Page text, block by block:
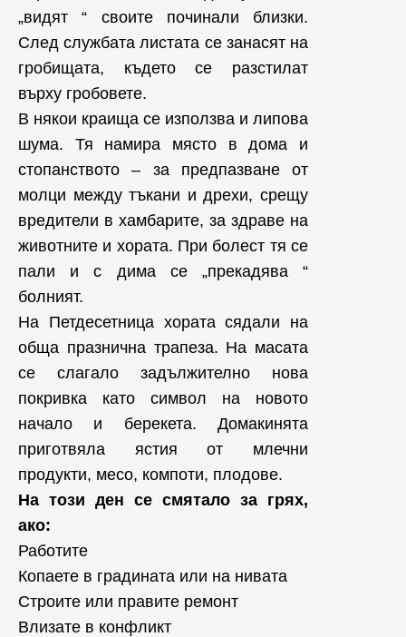
„видят “ своите починали близки.
След службата листата се занасят на
гробищата, където се разстилат
върху гробовете.
В някои краища се използва и липова
шума. Тя намира място в дома и
стопанството – за предпазване от
молци между тъкани и дрехи, срещу
вредители в хамбарите, за здраве на
животните и хората. При болест тя се
пали и с дима се „прекадява “
болният.
На Петдесетница хората сядали на
обща празнична трапеза. На масата
се слагало задължително нова
покривка като символ на новото
начало и берекета. Домакинята
приготвяла ястия от млечни
продукти, месо, компоти, плодове.
На този ден се смятало за грях,
ако:
Работите
Копаете в градината или на нивата
Строите или правите ремонт
Влизате в конфликт